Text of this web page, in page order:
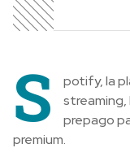
S
potify, la
streaming,
prepago
premium.